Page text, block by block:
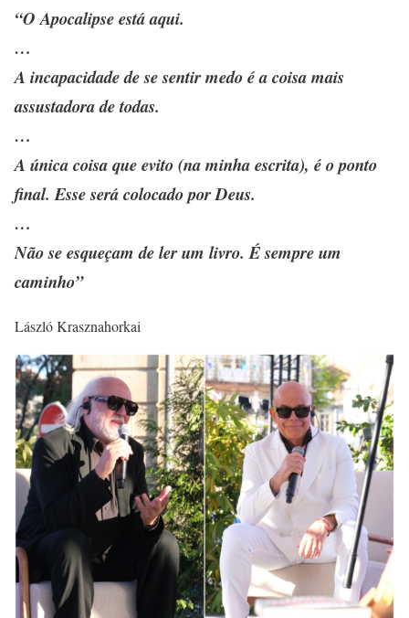
“O Apocalipse está aqui.
…
A incapacidade de se sentir medo é a coisa mais
assustadora de todas.
…
A única coisa que evito (na minha escrita), é o ponto
final. Esse será colocado por Deus.
…
Não se esqueçam de ler um livro. É sempre um
caminho”
László Krasznahorkai